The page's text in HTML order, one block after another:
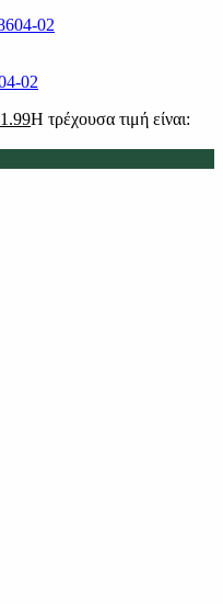
02
Η τρέχουσα τιμή είναι: